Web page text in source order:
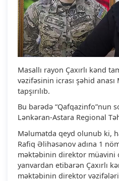
Masallı rayon Çaxırlı kənd
vəzifəsinin icrası şəhid
tapşırılıb.
Bu barədə “Qafqazinfo”nun
Lənkəran-Astara Regional
Məlumatda qeyd olunub ki,
Rafiq Əlihəsənov adına 1
məktəbinin direktor müavini
yanvardan etibarən Çaxırlı
məktəbinin direktor